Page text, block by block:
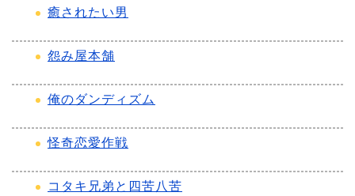
癒されたい男
怨み屋本舗
俺のダンディズム
怪奇恋愛作戦
コタキ兄弟と四苦八苦